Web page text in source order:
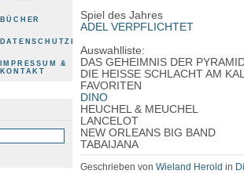
BÜCHER
DATENSCHUTZERKLÄRUNG
IMPRESSUM &
KONTAKT
Spiel des Jahres
ADEL VERPFLICHTET
Auswahlliste:
DAS GEHEIMNIS DER
DIE HEISSE SCHLACHT AM
FAVORITEN
DINO
HEUCHEL & MEUCHEL
LANCELOT
NEW ORLEANS BIG BAND
TABAIJANA
Geschrieben vonWieland Herold in